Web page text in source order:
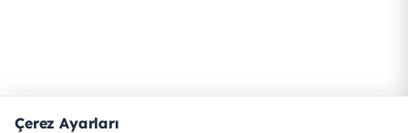
Çerez Ayarları